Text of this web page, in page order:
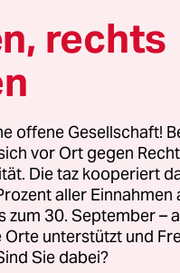
Voßkuhle.
sagte er, es sei
der Entzug
treffen: 1,3
selbst über
ausgleichen
rechts
offene Gesellschaft!
vor Ort gegen
Die taz kooperiert
aller Einnahmen
zum 30. September –
unterstützt und
Sie dabei?